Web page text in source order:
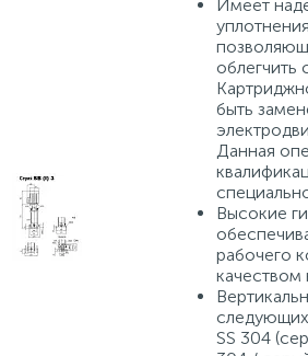
Имеет
облегчить
быть
Данная
Высокие
рабочего
качеством
SS 304